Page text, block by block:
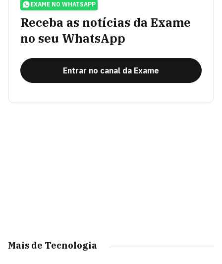
EXAME NO WHATSAPP
Receba as notícias da Exame
no seu WhatsApp
Entrar no canal da Exame
Mais de Tecnologia